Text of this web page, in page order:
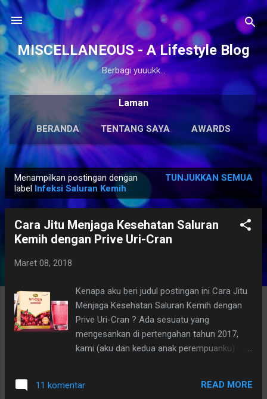
Langsung ke konten utama
MISCELLANEOUS - A Lifestyle Blog
Berbagi yuuukk...
Laman
BERANDA TENTANG SAYA AWARDS
ANTOLOGI LAINNYA… KARYA SOLO
o
Menampilkan postingan dengan
label Infeksi Saluran Kemih
TUNJUKKAN SEMUA
Cara Jitu Menjaga Kesehatan Saluran
Kemih dengan Prive Uri-Cran
Maret 08, 2018
Kenapa aku beri judul postingan ini Cara Jitu
Menjaga Kesehatan Saluran Kemih dengan
Prive Uri-Cran ? Ada sesuatu yang
mengesankan di pertengahan tahun 2017,
kami (aku dan kedua anak perempuanku)
keistimewaan produk ini, tidak ada salahnya
11 komentar READ MORE